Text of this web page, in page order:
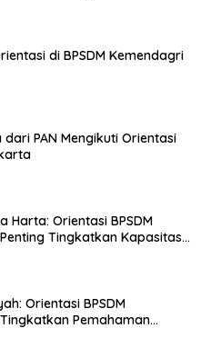
di BPSDM Kemendagri
PAN Mengikuti Orientasi
Harta: Orientasi BPSDM
Tingkatkan Kapasitas
Orientasi BPSDM
Pemahaman